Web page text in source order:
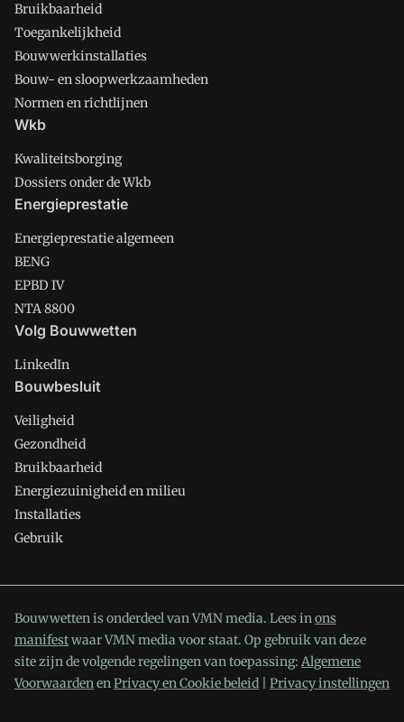
Bruikbaarheid
Toegankelijkheid
Bouwwerkinstallaties
Bouw- en sloopwerkzaamheden
Normen en richtlijnen
Wkb
Kwaliteitsborging
Dossiers onder de Wkb
Energieprestatie
Energieprestatie algemeen
BENG
EPBD IV
NTA 8800
Volg Bouwwetten
LinkedIn
Bouwbesluit
Veiligheid
Gezondheid
Bruikbaarheid
Energiezuinigheid en milieu
Installaties
Gebruik
Bouwwetten is onderdeel van VMN media. Lees inons
manifestwaar VMN media voor staat. Op gebruik van deze
site zijn de volgende regelingen van toepassing: Algemene
VoorwaardenenPrivacy en Cookie beleid Privacy instellingen